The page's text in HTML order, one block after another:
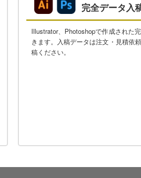
完全データ入
Illustrator、Photoshopで作成された
きます。入稿データは注文・見積依
稿ください。